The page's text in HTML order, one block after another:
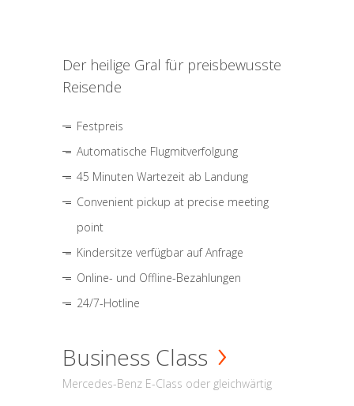
Der heilige Gral für preisbewusste
Reisende
Festpreis
Automatische Flugmitverfolgung
45 Minuten Wartezeit ab Landung
Convenient pickup at precise meeting
point
Kindersitze verfügbar auf Anfrage
Online- und Offline-Bezahlungen
24/7-Hotline
Business Class
Mercedes-Benz E-Class oder gleichwärtig